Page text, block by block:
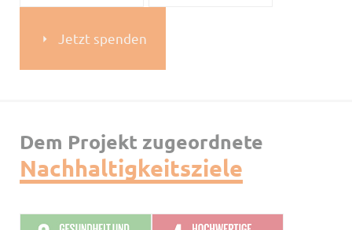
Jetzt spenden
Dem Projekt zugeordnete
Nachhaltigkeitsziele